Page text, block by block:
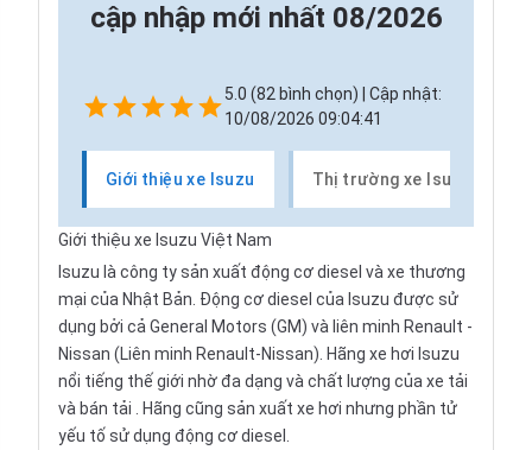
cập nhập mới nhất 08/2026
5.0 (82 bình chọn) | Cập nhật:
10/08/2026 09:04:41
Giới thiệu xe Isuzu Thị trường xe Isuzu
Giới thiệu xe Isuzu Việt Nam
Isuzu là công ty sản xuất động cơ diesel và xe thương
mại của Nhật Bản. Động cơ diesel của Isuzu được sử
dụng bởi cả General Motors (GM) và liên minh Renault -
Nissan (Liên minh Renault-Nissan). Hãng xe hơi Isuzu
nổi tiếng thế giới nhờ đa dạng và chất lượng của xe tải
và bán tải . Hãng cũng sản xuất xe hơi nhưng phần tử
yếu tố sử dụng động cơ diesel.